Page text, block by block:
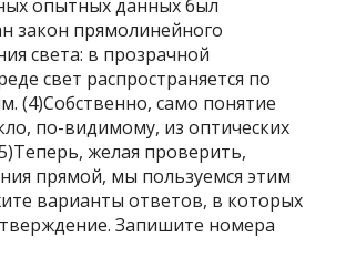
опытных данных был
закон прямолинейного
света: в прозрачной
свет распространяется по
(4)Собственно, само понятие
по-видимому, из оптических
желая проверить,
прямой, мы пользуемся этим
варианты ответов, в которых
Запишите номера